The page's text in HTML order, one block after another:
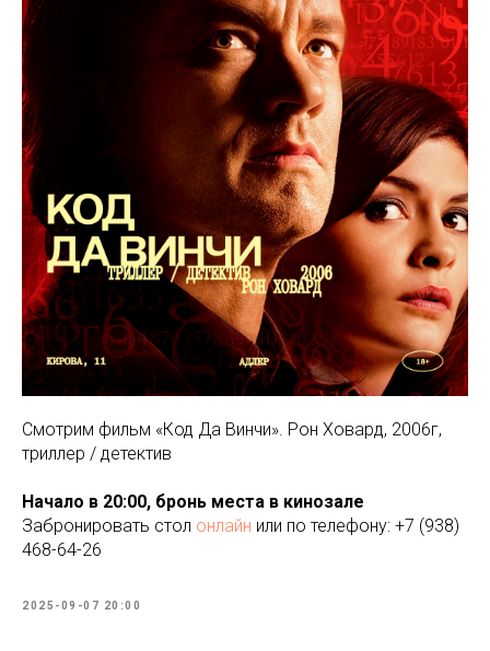
Смотрим фильм «Код Да Винчи». Рон Ховард, 2006г,
триллер / детектив
Начало в 20:00, бронь места в кинозале
Забронировать стол онлайн или по телефону: +7 (938)
468-64-26
2025-09-07 20:00